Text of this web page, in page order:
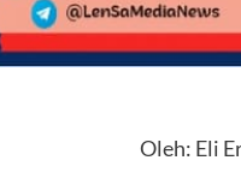
Oleh: Eli